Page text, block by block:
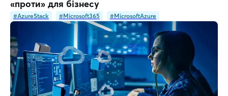
«проти» для бізнесу
#AzureStack #Microsoft365 #MicrosoftAzure